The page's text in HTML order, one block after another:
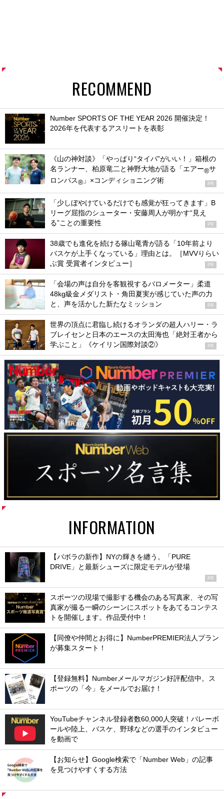
RECOMMEND
Number SPORTS OF THE YEAR 2026 開催決定！
2026年を代表するアスリートを表彰
《山の神対談》「やっぱり“タイパ”がいい！」箱根の
名ランナー、柏原竜二と神野大地が語る「エアー®サ
ロンパス® 」×コンディショニング術 PR
「少しぼやけているだけでも感覚が狂ってきます」B
リーグ屈指のシューター・安藤周人が明かす“見え
る”ことの重要性
PR
38歳でも進化を続ける篠山竜青が語る「10年前より
バスケが上手くなっている」理由とは。［MVVりらい
ぶ賞 受賞者インタビュー］
PR
「会場の声は自分を客観視するバロメーター」柔道
48kg級金メダリスト・角田夏実が感じていた声の力
と、声を活かした新たなミッション
PR
世界の頂点に君臨し続けるオランダの超人ハリー・ラ
ブレイセンと日本のエースの太田海也「絶対王者から
学ぶこと」《ケイリン国際対談②》
PR
INFORMATION
【バボラの新作】NYの輝きを纏う。「PURE
DRIVE」と最新シューズに限定モデルが登場
PR
スポーツの現場で撮影する機会のある写真家、その写
真家が撮る一瞬のシーンにスポットをあてるコンテス
トを開催します。作品受付中！
【同僚や仲間とお得に】NumberPREMIER法人プラン
が募集スタート！
【登録無料】Numberメールマガジン好評配信中。ス
ポーツの「今」をメールでお届け！
YouTubeチャンネル登録者数60,000人突破！バレーボ
ールや陸上、バスケ、野球などの選手のインタビュー
を動画で
【お知らせ】Google検索で「Number Web」の記事
を見つけやすくする方法